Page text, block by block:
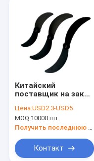
Китайский
поставщик на заказ
алюминий два
лезвия вентилятора
для части
Цена:USD2.3-USD5
MOQ:10000 шт.
Получить последнюю цену
Контакт